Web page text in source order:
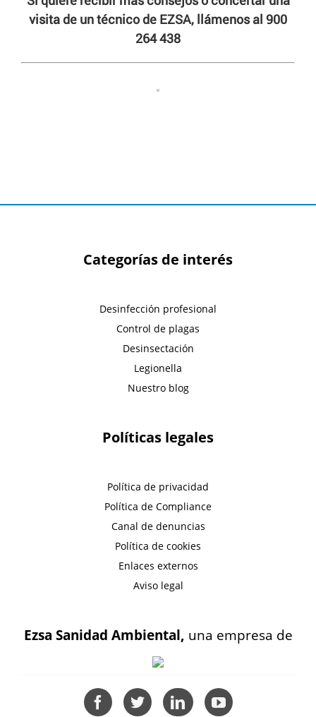
visita de un técnico de EZSA, llámenos al 900
264 438
Categorías de interés
Desinfección profesional
Control de plagas
Desinsectación
Legionella
Nuestro blog
Políticas legales
Política de privacidad
Política de Compliance
Canal de denuncias
Política de cookies
Enlaces externos
Aviso legal
Ezsa Sanidad Ambiental, una empresa de